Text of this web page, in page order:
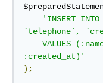
'INSERT
`telephone`,
:created_at)'
);